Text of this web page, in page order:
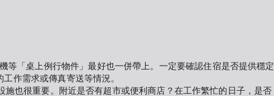
等「桌上例行物件」最好也一併帶上。一定要確認住宿是否提供穩定
作需求或傳真寄送等情況。
也很重要。附近是否有超市或便利商店？在工作繁忙的日子，是否